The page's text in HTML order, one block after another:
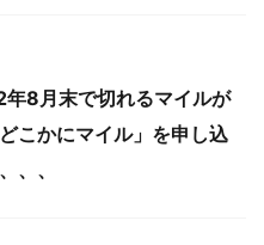
年8月末で切れるマイルが
こかにマイル」を申し込
、、